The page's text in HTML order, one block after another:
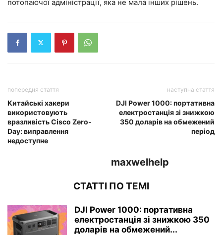
потопаючої адміністрації, яка не мала інших рішень.
попередня стаття
Китайські хакери
використовують
вразливість Cisco Zero-
Day: виправлення
недоступне
наступна стаття
DJI Power 1000: портативна
електростанція зі знижкою
350 доларів на обмежений
період
maxwelhelp
СТАТТІ ПО ТЕМІ
DJI Power 1000: портативна
електростанція зі знижкою 350
доларів на обмежений...